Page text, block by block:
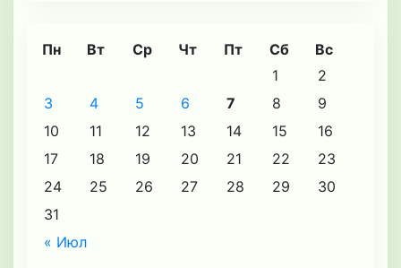
Пн Вт Ср Чт Пт Сб Вс
« Июл
1
2
3
4 5 6 7 8
9
10
11 12 13 14 15
16
17
18 19 20 21 22
23
24
25 26 27 28 29
30
31